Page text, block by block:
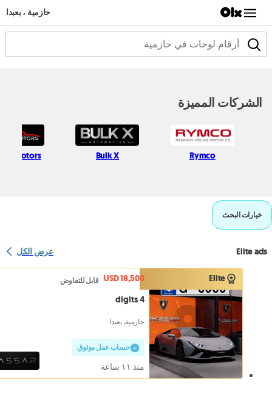
حازمية ، بعبدا
الشركات المميزة
Rymco
Bulk X
Motors
خيارات البحث
Elite ads عرض الكل
Elite
USD 18,500 قابل للتفاوض
4 digits
حازمية, بعبدا
حساب عمل موثوق
منذ ١١ ساعة